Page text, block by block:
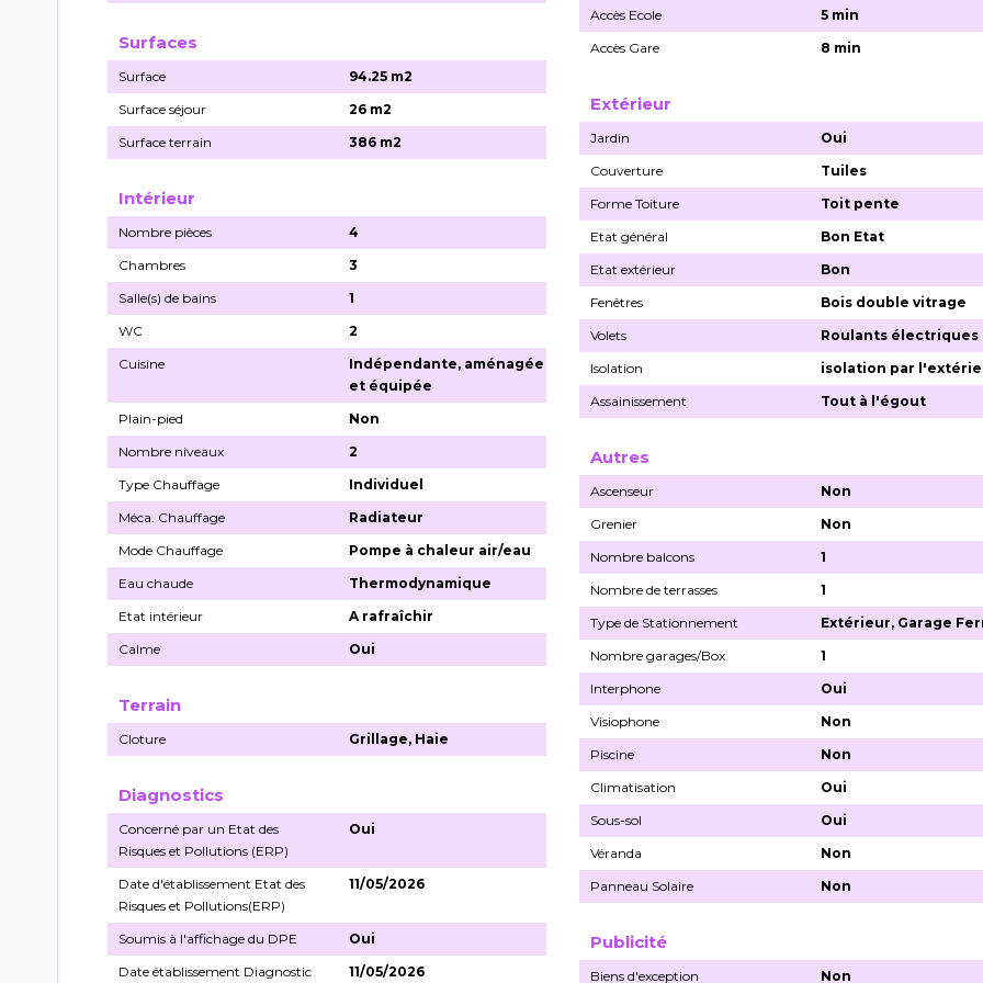
Accès Ecole
5 min
Accès Gare
8 min
Surfaces
Surface
94.25 m2
Surface séjour
26 m2
Surface terrain
386 m2
Extérieur
Jardin
Oui
Couverture
Tuiles
Forme Toiture
Toit pente
Etat général
Bon Etat
Etat extérieur
Bon
Fenêtres
Bois double vitrage
Volets
Roulants électriques
Isolation
isolation par
Assainissement
Tout à l'égout
Intérieur
Nombre pièces
4
Chambres
3
Salle(s) de bains
1
WC
2
Cuisine
Indépendante, aménagée
et équipée
Plain-pied
Non
Nombre niveaux
2
Type Chauffage
Individuel
Méca. Chauffage
Radiateur
Mode Chauffage
Pompe à chaleur air/eau
Eau chaude
Thermodynamique
Etat intérieur
A rafraîchir
Calme
Oui
Autres
Ascenseur
Non
Grenier
Non
Nombre balcons
1
Nombre de terrasses
1
Type de Stationnement
Extérieur, Garage
Nombre garages/Box
1
Interphone
Oui
Visiophone
Non
Piscine
Non
Climatisation
Oui
Sous-sol
Oui
Véranda
Non
Panneau Solaire
Non
Terrain
Cloture Grillage, Haie
Diagnostics
Concerné par un Etat des
Risques et Pollutions (ERP)
Oui
Date d'établissement Etat des
Risques et Pollutions(ERP)
11/05/2026
Soumis à l'affichage du DPE
Oui
Date établissement Diagnostic
11/05/2026
Publicité
Biens d'exception Non